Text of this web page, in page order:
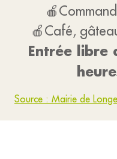
🍎Café,
Entrée libre
Source : Mairie de